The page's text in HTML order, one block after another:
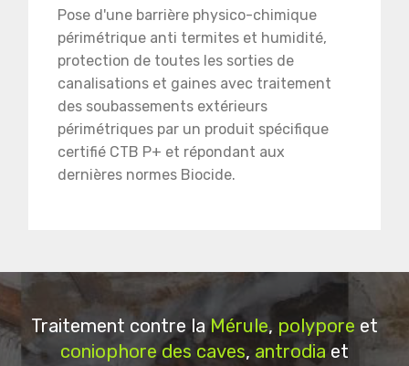
Pose d'une barrière physico-chimique
périmétrique anti termites et humidité,
protection de toutes les sorties de
canalisations et gaines avec traitement
des soubassements extérieurs
périmétriques par un produit spécifique
certifié CTB P+ et répondant aux
dernières normes Biocide.
Traitement contre laMérule, polypore et
coniophore des caves, antrodia et